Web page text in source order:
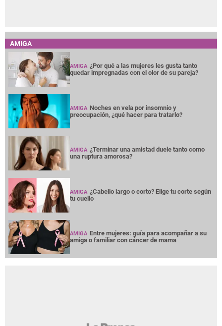
AMIGA
AMIGA ¿Por qué a las mujeres les gusta tanto
quedar impregnadas con el olor de su pareja?
AMIGA Noches en vela por insomnio y
preocupación, ¿qué hacer para tratarlo?
AMIGA ¿Terminar una amistad duele tanto como
una ruptura amorosa?
AMIGA ¿Cabello largo o corto? Elige tu corte según
tu cuello
AMIGA Entre mujeres: guía para acompañar a su
amiga o familiar con cáncer de mama